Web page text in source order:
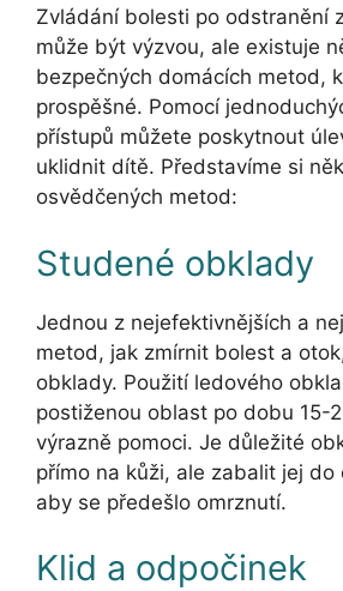
Zvládání bolesti po odstranění
může být výzvou, ale existuje
bezpečných domácích metod,
prospěšné. Pomocí
přístupů můžete poskytnout
uklidnit dítě. Představíme si
osvědčených metod:
Studené obklady
Jednou z nejefektivnějších a
metod, jak zmírnit bolest a
obklady. Použití ledového
postiženou oblast po dobu 15-
výrazně pomoci. Je důležité
přímo na kůži, ale zabalit jej do
aby se předešlo omrznutí.
Klid a odpočinek